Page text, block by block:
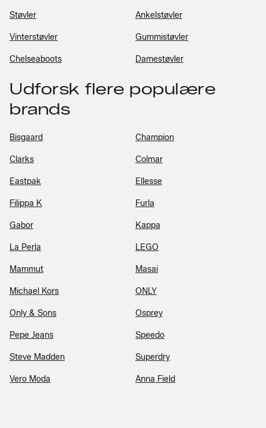
Støvler Ankelstøvler
Vinterstøvler Gummistøvler
Chelseaboots Damestøvler
Udforsk flere populære
brands
Bisgaard Champion
Clarks Colmar
Eastpak Ellesse
Filippa K Furla
Gabor Kappa
La Perla LEGO
Mammut Masai
Michael Kors ONLY
Only & Sons Osprey
Pepe Jeans Speedo
Steve Madden Superdry
Vero Moda Anna Field